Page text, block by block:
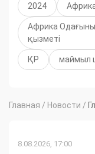
2024
Африка
қызметі
ҚР маймыл
Главная / Новости /
8.08.2026, 17:00